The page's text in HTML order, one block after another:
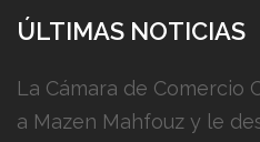
ÚLTIMAS NOTICIAS
La Cámara de Comercio
a Mazen Mahfouz y le